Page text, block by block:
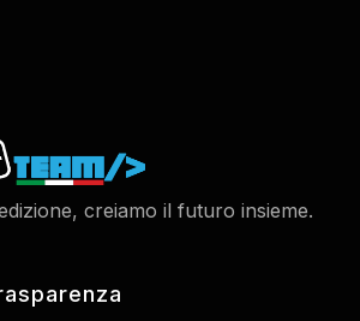
creiamo il futuro insieme.